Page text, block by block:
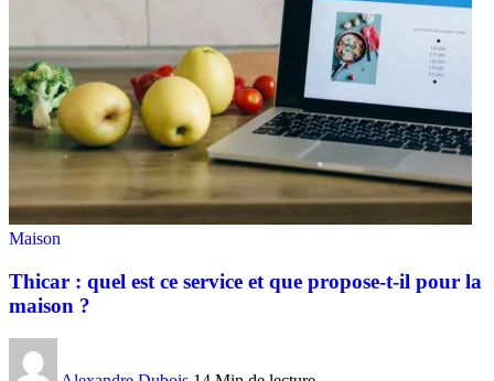
Maison
Thicar : quel est ce service et que propose-t-il pour la
maison ?